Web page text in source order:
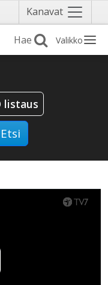
Kanavat Näytä
valikko
Valikko
listaus
Etsi